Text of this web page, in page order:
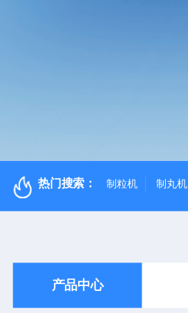
热门搜索： 制粒机 制丸机
产品中心